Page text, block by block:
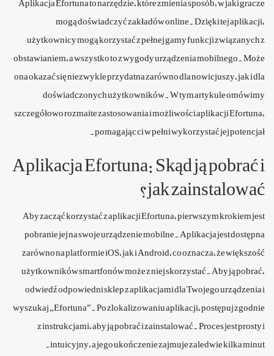
mogą doświadczyć zakładów online. Dzięki tej aplikacji,
użytkownicy mogą korzystać z pełnej gamy funkcji związanych z
obstawianiem, a wszystko to z wygody urządzenia mobilnego. Może
ona okazać się niezwykle przydatna zarówno dla nowicjuszy, jak i dla
doświadczonych użytkowników. W tym artykule omówimy
szczegółowo rozmaite zastosowania i możliwości aplikacji Efortuna,
pomagając ci w pełni wykorzystać jej potencjał.
Aplikacja Efortuna: Skąd ją pobrać i
jak zainstalować?
Aby zacząć korzystać z aplikacji Efortuna, pierwszym krokiem jest
pobranie jej na swoje urządzenie mobilne. Aplikacja jest dostępna
zarówno na platformie iOS, jak i Android, co oznacza, że większość
użytkowników smartfonów może z niej skorzystać. Aby ją pobrać,
odwiedź odpowiedni sklep z aplikacjami dla Twojego urządzenia i
wyszukaj „Efortuna”. Po zlokalizowaniu aplikacji, postępuj zgodnie
z instrukcjami, aby ją pobrać i zainstalować. Proces jest prosty i
intuicyjny, a jego ukończenie zajmuje zaledwie kilka minut.